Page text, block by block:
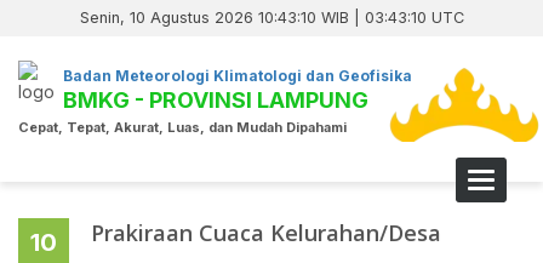
Senin, 10 Agustus 2026 10:43:10 WIB | 03:43:10 UTC
Badan Meteorologi Klimatologi dan Geofisika
BMKG - PROVINSI LAMPUNG
Cepat, Tepat, Akurat, Luas, dan Mudah Dipahami
Toggle
10 Prakiraan Cuaca Kelurahan/Desa